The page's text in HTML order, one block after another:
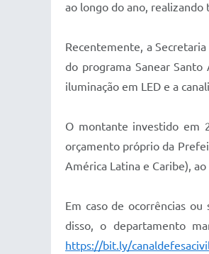
ao longo do ano, realizando
Recentemente, a
do programa Sanear
iluminação em LED e a
O montante investido em
orçamento próprio da
América Latina e Caribe),
Em caso de ocorrências
disso, o departamento
https://bit.ly/